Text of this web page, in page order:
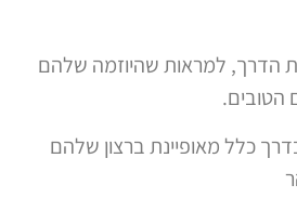
הדרך, למראות שהיוזמה שלהם
הטובים.
כלל מאופיינת ברצון שלהם